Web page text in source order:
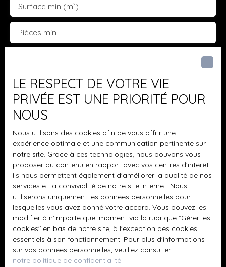
Surface min (m²)
Pièces min
personnelles conformément au RGPD. Si vous ne
souhaitez pas faire l'objet de prospection
commerciale par voie téléphonique, vous pouvez
vous inscrire gratuitement sur la liste d'opposition
au démarchage téléphonique, prévu par l'article
L223-1 du code de la consommation, sur le site
Internet www.bloctel.gouv.fr ou par courrier
adressé à :
Société Worldline, Service Bloctel, CS 61311, 41013
BLOIS CEDEX.
Pour en savoir plus sur le traitement de vos
données personnelles, veuillez consulter notre
politique de confidentialité .
Recevoir des annonces
LE RESPECT DE VOTRE VIE
PRIVÉE EST UNE PRIORITÉ POUR
NOUS
Nous utilisons des cookies afin de vous offrir une
expérience optimale et une communication pertinente sur
notre site. Grace à ces technologies, nous pouvons vous
proposer du contenu en rapport avec vos centres d'intérêt.
Ils nous permettent également d'améliorer la qualité de nos
services et la convivialité de notre site internet. Nous
utiliserons uniquement les données personnelles pour
lesquelles vous avez donné votre accord. Vous pouvez les
modifier à n'importe quel moment via la rubrique ″Gérer les
cookies″ en bas de notre site, à l'exception des cookies
essentiels à son fonctionnement. Pour plus d'informations
sur vos données personnelles, veuillez consulter
notre politique de confidentialité.